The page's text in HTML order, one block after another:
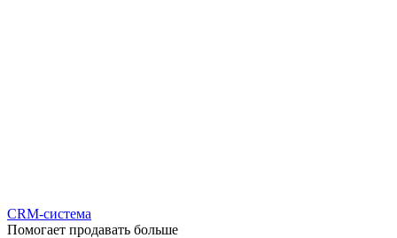
CRM-система
Помогает продавать больше